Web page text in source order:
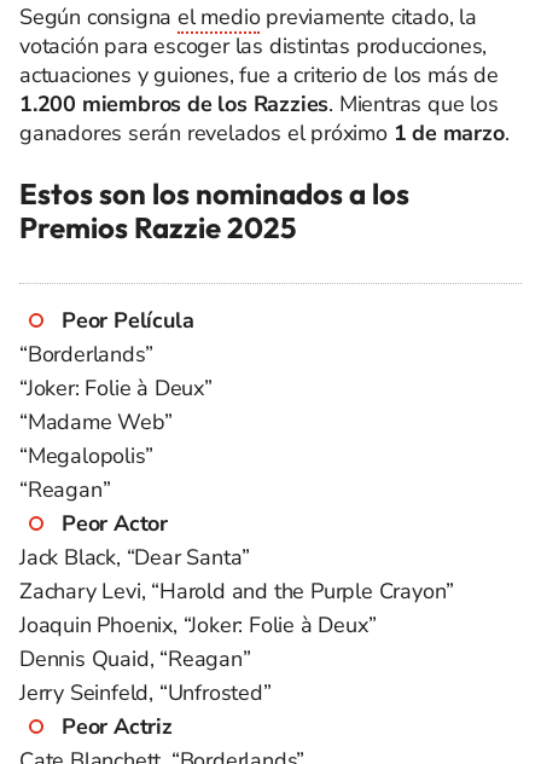
Según consignael mediopreviamente citado, la
votación para escoger las distintas producciones,
actuaciones y guiones, fue a criterio de los más de
1.200 miembros de los Razzies. Mientras que los
ganadores serán revelados el próximo 1 de marzo.
Estos son los nominados a los
Premios Razzie 2025
Peor Película
“Borderlands”
“Joker: Folie à Deux”
“Madame Web”
“Megalopolis”
“Reagan”
Peor Actor
Jack Black, “Dear Santa”
Zachary Levi, “Harold and the Purple Crayon”
Joaquin Phoenix, “Joker: Folie à Deux”
Dennis Quaid, “Reagan”
Jerry Seinfeld, “Unfrosted”
Peor Actriz